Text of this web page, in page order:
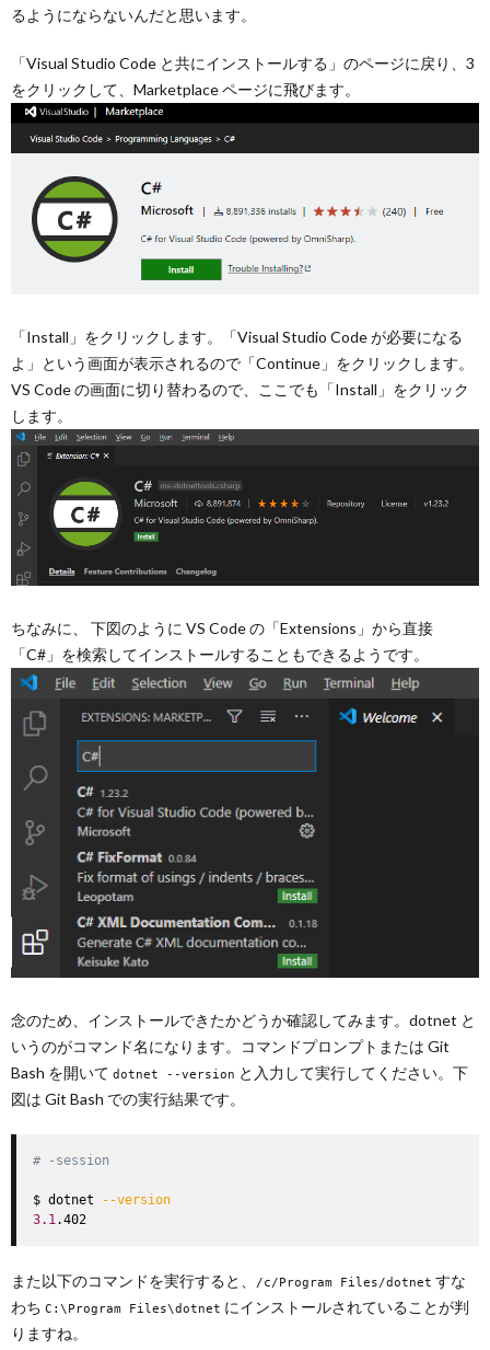
るようにならないんだと思います。
「Visual Studio Code と共にインストールする」のページに戻り、3
をクリックして、Marketplace ページに飛びます。
「Install」をクリックします。「Visual Studio Code が必要になる
よ」という画面が表示されるので「Continue」をクリックします。
VS Code の画面に切り替わるので、ここでも「Install」をクリック
します。
ちなみに、 下図のように VS Code の「Extensions」から直接
「C#」を検索してインストールすることもできるようです。
念のため、インストールできたかどうか確認してみます。dotnet と
いうのがコマンド名になります。コマンドプロンプトまたは Git
Bash を開いて dotnet --version と入力して実行してください。下
図は Git Bash での実行結果です。
# -session
$ dotnet
--version
3.1.402
また以下のコマンドを実行すると、 /c/Program Files/dotnet すな
わち C:\Program Files\dotnet にインストールされていることが判
りますね。